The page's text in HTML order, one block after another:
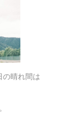
の晴れ間は